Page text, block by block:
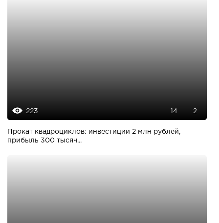
223 14 2
Прокат квадроциклов: инвестиции 2 млн рублей,
прибыль 300 тысяч...